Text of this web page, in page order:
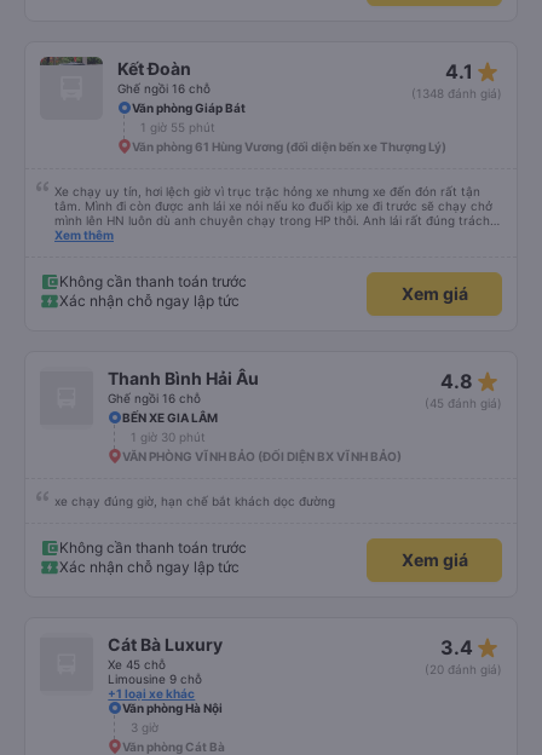
có thể sử dụng chúng vì chúng trống. Nhìn chung là một hành trình rất tốt :)
Kết Đoàn
Ghế ngồi 16 chỗ
4.1 star_rate
(1348 đánh giá)
Văn phòng Giáp Bát
1 giờ 55 phút
Văn phòng 61 Hùng Vương (đối diện bến xe Thượng Lý)
Xe chạy uy tín, hơi lệch giờ vì trục trặc hỏng xe nhưng xe đến đón rất tận
tâm. Mình đi còn được anh lái xe nói nếu ko đuổi kịp xe đi trước sẽ chạy chở
mình lên HN luôn dù anh chuyên chạy trong HP thôi. Anh lái rất đúng trách
nhiệm của công ty là đặt khách lên hàng đầu. Sẽ ủng hộ xe dài dài. P/s: xe
Xem thêm
Không cần thanh toán trước
Xác nhận chỗ ngay lập tức
Xem giá
Thanh Bình Hải Âu
Ghế ngồi 16 chỗ
4.8 star_rate
(45 đánh giá)
BẾN XE GIA LÂM
1 giờ 30 phút
VĂN PHÒNG VĨNH BẢO (ĐỐI DIỆN BX VĨNH BẢO)
xe chạy đúng giờ, hạn chế bắt khách dọc đường
Không cần thanh toán trước
Xác nhận chỗ ngay lập tức
Xem giá
Cát Bà Luxury
Xe 45 chỗ
Limousine 9 chỗ
+1 loại xe khác
3.4 star_rate
(20 đánh giá)
Văn phòng Hà Nội
3 giờ
Văn phòng Cát Bà